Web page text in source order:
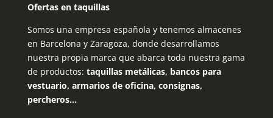
Ofertas en taquillas
Somos una empresa española y tenemos almacenes
en Barcelona y Zaragoza, donde desarrollamos
nuestra propia marca que abarca toda nuestra gama
de productos: taquillas metálicas, bancos para
vestuario, armarios de oficina, consignas,
percheros…